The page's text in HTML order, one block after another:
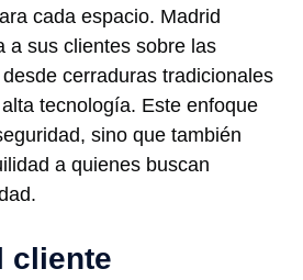
cada espacio. Madrid
a sus clientes sobre las
cerraduras tradicionales
tecnología. Este enfoque
sino que también
a quienes buscan
cliente